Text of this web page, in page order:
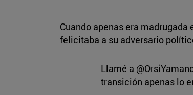
Cuando apenas era
felicitaba a su adversario
Llamé a
transición apenas lo